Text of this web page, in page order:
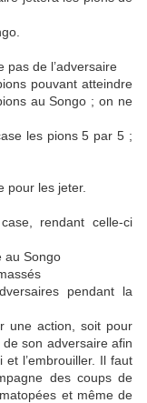
pas de l’adversaire
pouvant atteindre
au Songo ; on ne
les pions 5 par 5 ;
pour les jeter.
rendant celle-ci
au Songo
pendant la
une action, soit pour
son adversaire afin
et l’embrouiller. Il faut
des coups de
et même de